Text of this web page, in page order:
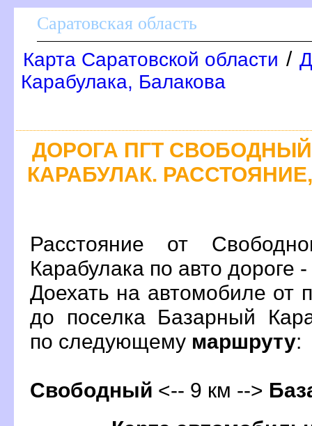
Саратовская область
Карта Саратовской области /
Карабулака, Балакова
ДОРОГА ПГТ
КАРАБУЛАК.
Расстояние от
Карабулака по авто дороге -
Доехать на автомобиле от
до поселка Базарный
по следующему маршруту:
Свободный <-- 9 км -->